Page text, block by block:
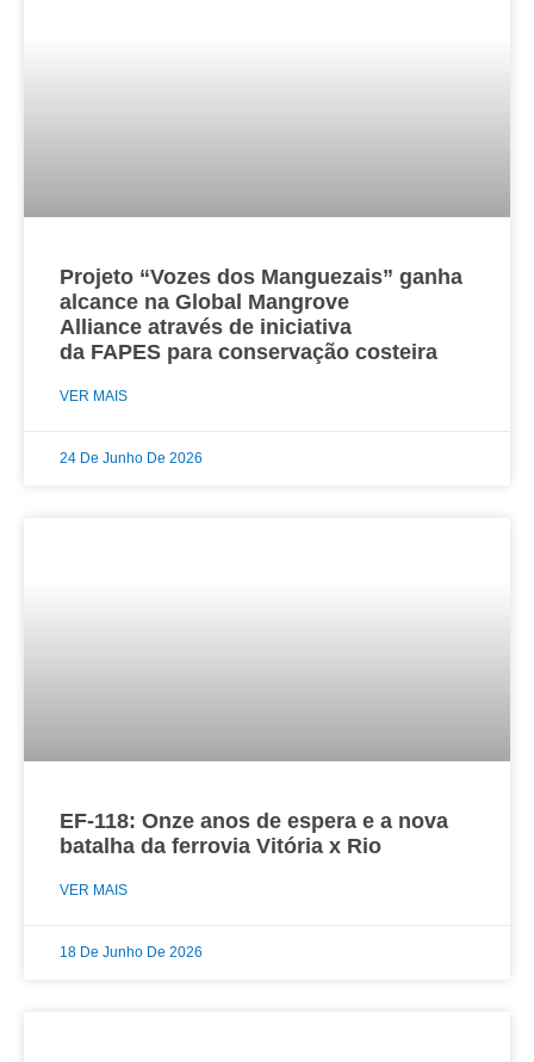
Projeto “Vozes dos Manguezais” ganha
alcance na Global Mangrove
Alliance através de iniciativa
da FAPES para conservação costeira
VER MAIS
24 De Junho De 2026
EF-118: Onze anos de espera e a nova
batalha da ferrovia Vitória x Rio
VER MAIS
18 De Junho De 2026